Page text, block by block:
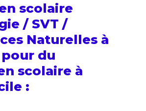
scolaire
/ SVT /
Naturelles à
pour du
scolaire à
: